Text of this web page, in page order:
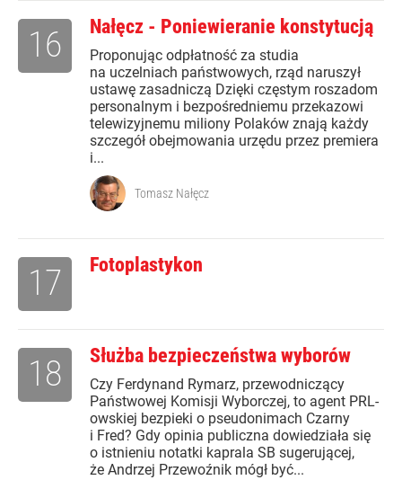
Nałęcz - Poniewieranie konstytucją
Proponując odpłatność za studia
na uczelniach państwowych, rząd naruszył
ustawę zasadniczą Dzięki częstym roszadom
personalnym i bezpośredniemu przekazowi
telewizyjnemu miliony Polaków znają każdy
szczegół obejmowania urzędu przez premiera
i...
16
Tomasz Nałęcz
Fotoplastykon
17
Służba bezpieczeństwa wyborów
Czy Ferdynand Rymarz, przewodniczący
Państwowej Komisji Wyborczej, to agent PRL-
owskiej bezpieki o pseudonimach Czarny
i Fred? Gdy opinia publiczna dowiedziała się
o istnieniu notatki kaprala SB sugerującej,
że Andrzej Przewoźnik mógł być...
18